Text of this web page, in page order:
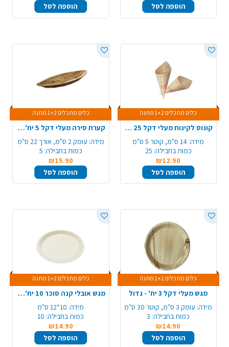
הוספה לסל
הוספה לסל
כלים מתכלים 1+2 מתנה
קונוס לקינוח מעלי דקל 25 יח' - קטן
מידה: 14 ס"מ, קוטר 5 ס"מ
כמות בחבילה: 25
₪12.90
הוספה לסל
כלים מתכלים 1+2 מתנה
קערת סירה מעלי דקל 5 יח' - בינוני
מידה: עומק 2 ס"מ, אורך 22 ס"מ
כמות בחבילה: 5
₪15.90
הוספה לסל
כלים מתכלים 1+2 מתנה
מגש מעלי דקל 3 יח' - גדול
מידה: עומק 3 ס"מ, קוטר 30 ס"מ
כמות בחבילה: 3
₪14.90
הוספה לסל
כלים מתכלים 1+2 מתנה
מגש אובלי קנה סוכר 10 יח'- גדול
מידה: 10*12 ס"מ
כמות בחבילה: 10
₪14.90
הוספה לסל